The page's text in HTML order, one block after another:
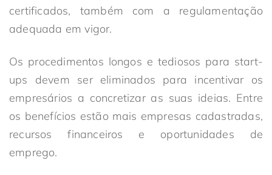
certificados, também com a regulamentação
adequada em vigor.
Os procedimentos longos e tediosos para start-
ups devem ser eliminados para incentivar os
empresários a concretizar as suas ideias. Entre
os benefícios estão mais empresas cadastradas,
recursos financeiros e oportunidades de
emprego.